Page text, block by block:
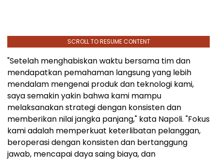
SCROLL TO RESUME CONTENT
"Setelah menghabiskan waktu bersama tim dan
mendapatkan pemahaman langsung yang lebih
mendalam mengenai produk dan teknologi kami,
saya semakin yakin bahwa kami mampu
melaksanakan strategi dengan konsisten dan
memberikan nilai jangka panjang," kata Napoli. "Fokus
kami adalah memperkuat keterlibatan pelanggan,
beroperasi dengan konsisten dan bertanggung
jawab, mencapai daya saing biaya, dan